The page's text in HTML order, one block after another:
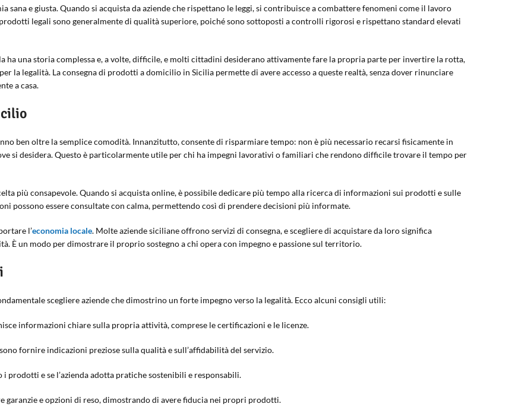
sana e giusta. Quando si acquista da aziende che rispettano le leggi, si contribuisce a combattere fenomeni come il lavoro
legali sono generalmente di qualità superiore, poiché sono sottoposti a controlli rigorosi e rispettano standard elevati
ha una storia complessa e, a volte, difficile, e molti cittadini desiderano attivamente fare la propria parte per invertire la rotta,
la legalità. La consegna di prodotti a domicilio in Sicilia permette di avere accesso a queste realtà, senza dover rinunciare
a casa.
ben oltre la semplice comodità. Innanzitutto, consente di risparmiare tempo: non è più necessario recarsi fisicamente in
si desidera. Questo è particolarmente utile per chi ha impegni lavorativi o familiari che rendono difficile trovare il tempo per
più consapevole. Quando si acquista online, è possibile dedicare più tempo alla ricerca di informazioni sui prodotti e sulle
possono essere consultate con calma, permettendo così di prendere decisioni più informate.
l’economia locale. Molte aziende siciliane offrono servizi di consegna, e scegliere di acquistare da loro significa
È un modo per dimostrare il proprio sostegno a chi opera con impegno e passione sul territorio.
scegliere aziende che dimostrino un forte impegno verso la legalità. Ecco alcuni consigli utili:
informazioni chiare sulla propria attività, comprese le certificazioni e le licenze.
fornire indicazioni preziose sulla qualità e sull’affidabilità del servizio.
prodotti e se l’azienda adotta pratiche sostenibili e responsabili.
garanzie e opzioni di reso, dimostrando di avere fiducia nei propri prodotti.